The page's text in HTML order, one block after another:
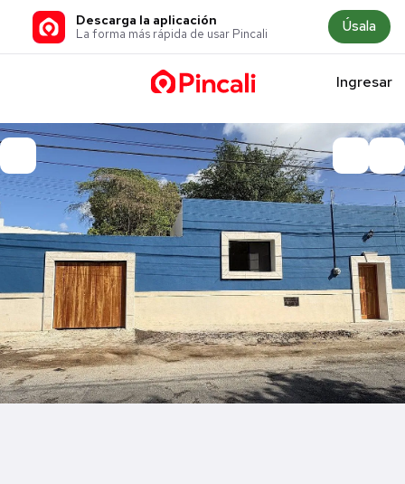
Descarga la aplicación
La forma más rápida de usar Pincali Úsala
Ingresar